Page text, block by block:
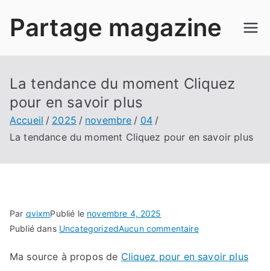
Partage magazine
La tendance du moment Cliquez
pour en savoir plus
Accueil 2025 novembre
04
La tendance du moment Cliquez pour en savoir plus
Par qvixmPublié le novembre 4, 2025
Publié dans UncategorizedAucun commentairesur
tendance
Ma source à propos de Cliquez pour en savoir plus